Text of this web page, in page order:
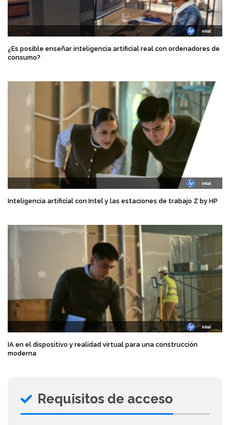
¿Es posible enseñar inteligencia artificial real con ordenadores de
consumo?
Inteligencia artificial con Intel y las estaciones de trabajo Z by HP
IA en el dispositivo y realidad virtual para una construcción
moderna
Requisitos de acceso